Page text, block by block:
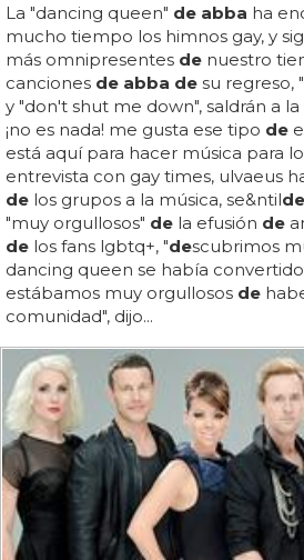
La "dancing queen" de abba ha
mucho tiempo los himnos gay, y
más omnipresentes de nuestro
canciones de abba de su regreso,
y "don't shut me down", saldrán a
¡no es nada! me gusta ese tipo de
está aquí para hacer música para
entrevista con gay times, ulvaeus
de los grupos a la música, se&ntilde
"muy orgullosos" de la efusión de
de los fans lgbtq+, "descubrimos
dancing queen se había
estábamos muy orgullosos de
comunidad", dijo...